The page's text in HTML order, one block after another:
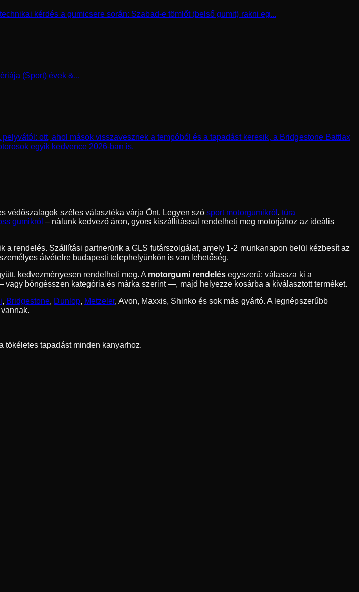
kérdés a gumicsere során: Szabad-e tömlőt (belső gumit) rakni eg...
(Sport) évek &...
ott, ahol mások visszavesznek a tempóból és a tapadást keresik, a Bridgestone Battlax
egyik kedvence 2026-ban is.
védőszalagok széles választéka várja Önt. Legyen szó sport motorgumikról , túra
gumikról – nálunk kedvező áron, gyors kiszállítással rendelheti meg motorjához az ideális
a rendelés. Szállítási partnerünk a GLS futárszolgálat, amely 1-2 munkanapon belül kézbesít az
átvételre budapesti telephelyünkön is van lehetőség.
kedvezményesen rendelheti meg. A motorgumi rendelés egyszerű: válassza ki a
böngésszen kategória és márka szerint —, majd helyezze kosárba a kiválasztott terméket.
, Bridgestone, Dunlop, Metzeler, Avon, Maxxis, Shinko és sok más gyártó. A legnépszerűbb
tökéletes tapadást minden kanyarhoz.